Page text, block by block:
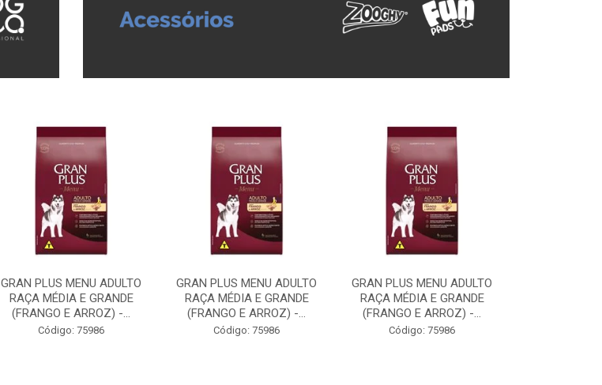
GRAN PLUS MENU ADULTO
RAÇA MÉDIA E GRANDE
(FRANGO E ARROZ) -...
Código: 75986
GRAN PLUS MENU ADULTO
RAÇA MÉDIA E GRANDE
(FRANGO E ARROZ) -...
Código: 75986
GRAN PLUS MENU ADULTO
RAÇA MÉDIA E GRANDE
(FRANGO E ARROZ) -...
Código: 75986